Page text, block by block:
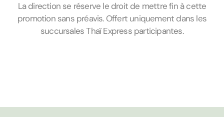
La direction se réserve le droit de mettre fin à cette
promotion sans préavis. Offert uniquement dans les
succursales Thaï Express participantes.